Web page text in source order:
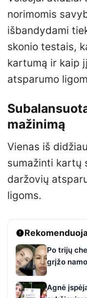
norimomis
išbandydami
skonio testais,
kartumą ir kaip
atsparumo
mažinimą
Vienas iš
sumažinti kartų
daržovių
ligoms.
Po trijų
grįžo
Agnė